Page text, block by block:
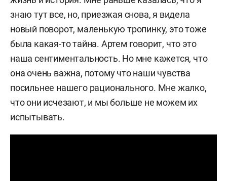
знаю тут все, но, приезжая снова, я видела
новый поворот, маленькую тропинку, это тоже
была какая-то тайна. Артем говорит, что это
наша сентиментальность. Но мне кажется, что
она очень важна, потому что наши чувства
посильнее нашего рационального. Мне жалко,
что они исчезают, и мы больше не можем их
испытывать.